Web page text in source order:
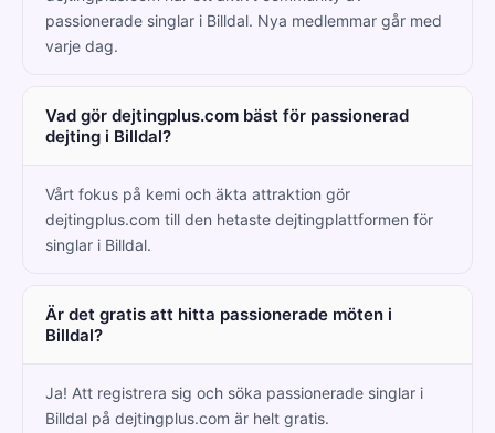
passionerade singlar i Billdal. Nya medlemmar går med
varje dag.
Vad gör dejtingplus.com bäst för passionerad
dejting i Billdal?
Vårt fokus på kemi och äkta attraktion gör
dejtingplus.com till den hetaste dejtingplattformen för
singlar i Billdal.
Är det gratis att hitta passionerade möten i
Billdal?
Ja! Att registrera sig och söka passionerade singlar i
Billdal på dejtingplus.com är helt gratis.